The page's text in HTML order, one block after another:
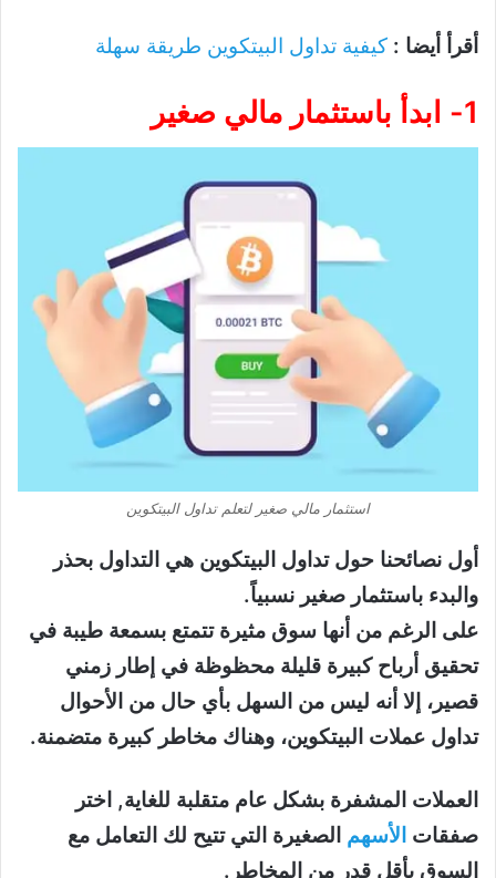
أقرأ أيضا : كيفية تداول البيتكوين طريقة سهلة
1- ابدأ باستثمار مالي صغير
استثمار مالي صغير لتعلم تداول البيتكوين
أول نصائحنا حول تداول البيتكوين هي التداول بحذر
والبدء باستثمار صغير نسبياً.
على الرغم من أنها سوق مثيرة تتمتع بسمعة طيبة في
تحقيق أرباح كبيرة قليلة محظوظة في إطار زمني
قصير، إلا أنه ليس من السهل بأي حال من الأحوال
تداول عملات البيتكوين، وهناك مخاطر كبيرة متضمنة.
العملات المشفرة بشكل عام متقلبة للغاية, اختر
صفقات الأسهم الصغيرة التي تتيح لك التعامل مع
السوق بأقل قدر من المخاطر.